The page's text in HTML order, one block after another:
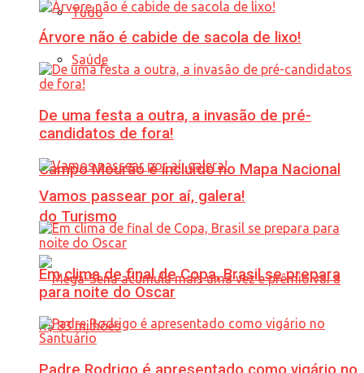
Tudo
Saúde
Campo Mourão é incluído no Mapa Nacional
do Turismo
Árvore não é cabide de sacola de lixo!
De uma festa a outra, a invasão de pré-
candidatos de fora!
Vamos passear por aí, galera!
Em clima de final de Copa, Brasil se prepara
para noite do Oscar